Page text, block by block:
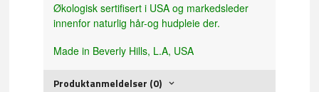
Økologisk sertifisert i USA og markedsleder
innenfor naturlig hår-og hudpleie der.
Made in Beverly Hills, L.A, USA
Produktanmeldelser (0)